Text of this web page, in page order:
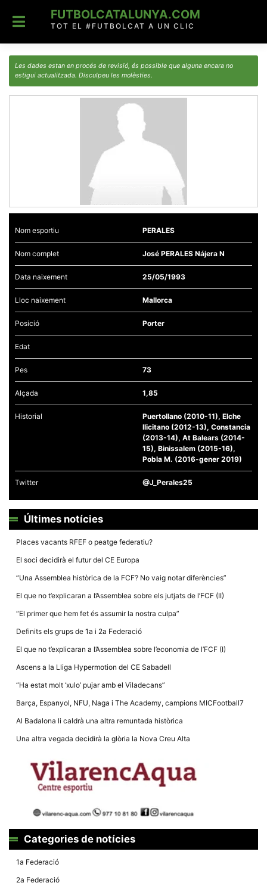
content
FUTBOLCATALUNYA.COM
TOT EL #FUTBOLCAT A UN CLIC
Les dades estan en procés de revisió, és possible que alguna encara no
estigui actualitzada. Disculpeu les molèsties.
Nom esportiu PERALES
Nom complet José PERALES Nájera N
Data naixement 25/05/1993
Lloc naixement Mallorca
Posició Porter
Edat
Pes 73
Alçada 1,85
Historial
Puertollano (2010-11), Elche
Ilicitano (2012-13), Constancia
(2013-14), At Balears (2014-
15), Binissalem (2015-16),
Pobla M. (2016-gener 2019)
Twitter @J_Perales25
Últimes notícies
Places vacants RFEF o peatge federatiu?
El soci decidirà el futur del CE Europa
“Una Assemblea històrica de la FCF? No vaig notar diferències”
El que no t’explicaran a l’Assemblea sobre els jutjats de l’FCF (II)
“El primer que hem fet és assumir la nostra culpa”
Definits els grups de 1a i 2a Federació
El que no t’explicaran a l’Assemblea sobre l’economia de l’FCF (I)
Ascens a la Lliga Hypermotion del CE Sabadell
“Ha estat molt ‘xulo’ pujar amb el Viladecans”
Barça, Espanyol, NFU, Naga i The Academy, campions MICFootball7
Al Badalona li caldrà una altra remuntada històrica
Una altra vegada decidirà la glòria la Nova Creu Alta
Categories de notícies
1a Federació
2a Federació
Necessàries
cookies no
són
necessàries
tècnic de la
web.
dades
de manera
anònima d'ús
per a millorar
Experiència
d'usuari
Alguns
components
emmagatzemen
dispositiu que
lloc funcioni tan
possible. Si
rebutja
aquestes
algunes
En compartir
els teus
interessos i